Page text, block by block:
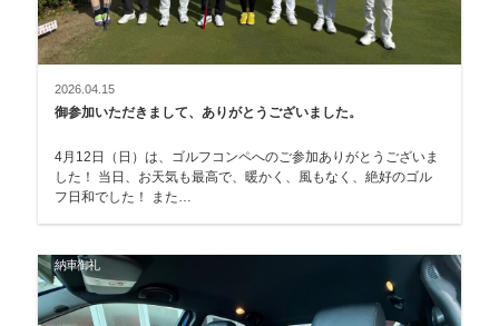
2026.04.15
御参加いただきまして、ありがとうございました。
4月12日（日）は、ゴルフコンペへのご参加ありがとうございま
した！ 当日、お天気も最高で、暖かく、風もなく、絶好のゴル
フ日和でした！ また…
納車御礼